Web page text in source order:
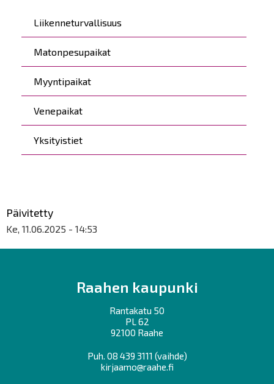
Liikenneturvallisuus
Matonpesupaikat
Myyntipaikat
Venepaikat
Yksityistiet
Päivitetty
Ke, 11.06.2025 - 14:53
Raahen kaupunki
Rantakatu 50
PL 62
92100 Raahe
Puh. 08 439 3111 (vaihde)
kirjaamo@raahe.fi